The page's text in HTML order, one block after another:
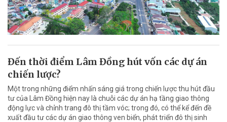
Đến thời điểm Lâm Đồng hút vốn các dự án
chiến lược?
Một trong những điểm nhấn sáng giá trong chiến lược thu hút đầu
tư của Lâm Đồng hiện nay là chuỗi các dự án hạ tầng giao thông
động lực và chỉnh trang đô thị tầm vóc; trong đó, có thể kể đến đề
xuất đầu tư các dự án giao thông ven biển, phát triển đô thị sinh